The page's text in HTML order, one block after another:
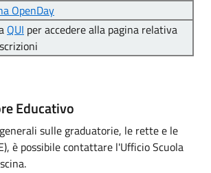
OpenDay
QUI per accedere alla pagina relativa
Educativo
sulle graduatorie, le rette e le
è possibile contattare l'Ufficio Scuola